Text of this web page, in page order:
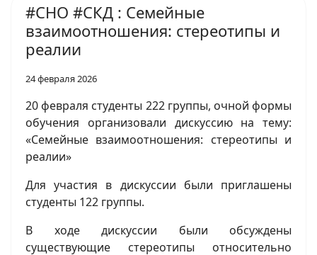
#СНО #СКД : Семейные
взаимоотношения: стереотипы и
реалии
24 февраля 2026
20 февраля студенты 222 группы, очной формы
обучения организовали дискуссию на тему:
«Семейные взаимоотношения: стереотипы и
реалии»
Для участия в дискуссии были приглашены
студенты 122 группы.
В ходе дискуссии были обсуждены
существующие стереотипы относительно